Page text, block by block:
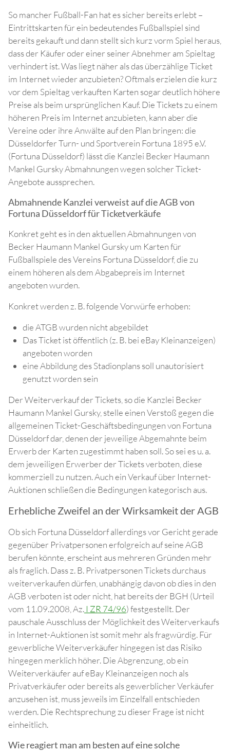
So mancher Fußball-Fan hat es sicher bereits erlebt –
Eintrittskarten für ein bedeutendes Fußballspiel sind
bereits gekauft und dann stellt sich kurz vorm Spiel heraus,
dass der Käufer oder einer seiner Abnehmer am Spieltag
verhindert ist. Was liegt näher als das überzählige Ticket
im Internet wieder anzubieten? Oftmals erzielen die kurz
vor dem Spieltag verkauften Karten sogar deutlich höhere
Preise als beim ursprünglichen Kauf. Die Tickets zu einem
höheren Preis im Internet anzubieten, kann aber die
Vereine oder ihre Anwälte auf den Plan bringen: die
Düsseldorfer Turn- und Sportverein Fortuna 1895 e.V.
(Fortuna Düsseldorf) lässt die Kanzlei Becker Haumann
Mankel Gursky Abmahnungen wegen solcher Ticket-
Angebote aussprechen.
Abmahnende Kanzlei verweist auf die AGB von
Fortuna Düsseldorf für Ticketverkäufe
Konkret geht es in den aktuellen Abmahnungen von
Becker Haumann Mankel Gursky um Karten für
Fußballspiele des Vereins Fortuna Düsseldorf, die zu
einem höheren als dem Abgabepreis im Internet
angeboten wurden.
Konkret werden z. B. folgende Vorwürfe erhoben:
die ATGB wurden nicht abgebildet
Das Ticket ist öffentlich (z. B. bei eBay Kleinanzeigen)
angeboten worden
eine Abbildung des Stadionplans soll unautorisiert
genutzt worden sein
Der Weiterverkauf der Tickets, so die Kanzlei Becker
Haumann Mankel Gursky, stelle einen Verstoß gegen die
allgemeinen Ticket-Geschäftsbedingungen von Fortuna
Düsseldorf dar, denen der jeweilige Abgemahnte beim
Erwerb der Karten zugestimmt haben soll. So sei es u. a.
dem jeweiligen Erwerber der Tickets verboten, diese
kommerziell zu nutzen. Auch ein Verkauf über Internet-
Auktionen schließen die Bedingungen kategorisch aus.
Erhebliche Zweifel an der Wirksamkeit der AGB
Ob sich Fortuna Düsseldorf allerdings vor Gericht gerade
gegenüber Privatpersonen erfolgreich auf seine AGB
berufen könnte, erscheint aus mehreren Gründen mehr
als fraglich. Dass z. B. Privatpersonen Tickets durchaus
weiterverkaufen dürfen, unabhängig davon ob dies in den
AGB verboten ist oder nicht, hat bereits der BGH (Urteil
vom 11.09.2008, Az. I ZR 74/96) festgestellt. Der
pauschale Ausschluss der Möglichkeit des Weiterverkaufs
in Internet-Auktionen ist somit mehr als fragwürdig. Für
gewerbliche Weiterverkäufer hingegen ist das Risiko
hingegen merklich höher. Die Abgrenzung, ob ein
Weiterverkäufer auf eBay Kleinanzeigen noch als
Privatverkäufer oder bereits als gewerblicher Verkäufer
anzusehen ist, muss jeweils im Einzelfall entschieden
werden. Die Rechtsprechung zu dieser Frage ist nicht
einheitlich.
Wie reagiert man am besten auf eine solche